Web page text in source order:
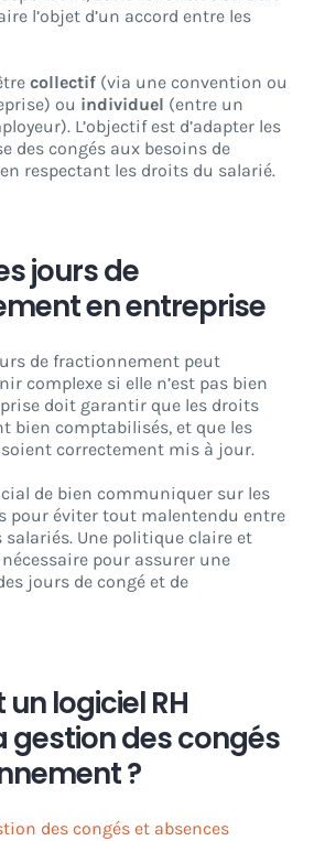
l’objet d’un accord entre les
collectif (via une convention ou
ou individuel (entre un
L’objectif est d’adapter les
des congés aux besoins de
respectant les droits du salarié.
jours de
en entreprise
de fractionnement peut
complexe si elle n’est pas bien
doit garantir que les droits
bien comptabilisés, et que les
soient correctement mis à jour.
de bien communiquer sur les
pour éviter tout malentendu entre
salariés. Une politique claire et
pour assurer une
jours de congé et de
logiciel RH
gestion des congés
?
des congés et absences